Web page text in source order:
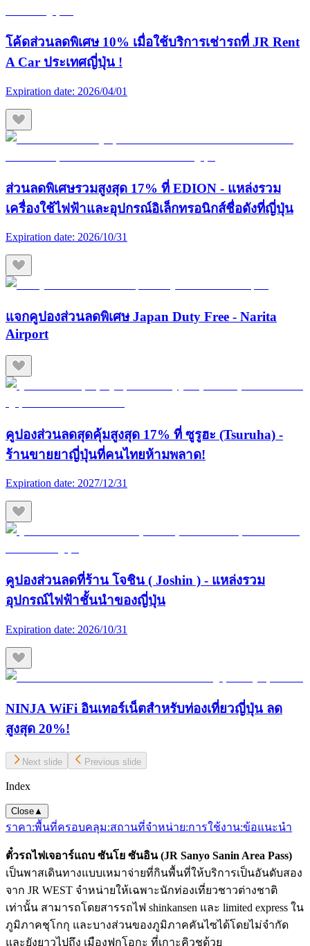
โค้ดส่วนลดพิเศษ 10% เมื่อใช้บริการเช่ารถที่ JR Rent
A Car ประเทศญี่ปุ่น !
Expiration date: 2026/04/01
ส่วนลดพิเศษรวมสูงสุด 17% ที่ EDION - แหล่งรวม
เครื่องใช้ไฟฟ้าและอุปกรณ์อิเล็กทรอนิกส์ชื่อดังที่ญี่ปุ่น
Expiration date: 2026/10/31
แจกคูปองส่วนลดพิเศษ Japan Duty Free - Narita
Airport
คูปองส่วนลดสุดคุ้มสูงสุด 17% ที่ ซูรูฮะ (Tsuruha) -
ร้านขายยาญี่ปุ่นที่คนไทยห้ามพลาด!
Expiration date: 2027/12/31
คูปองส่วนลดที่ร้าน โจชิน ( Joshin ) - แหล่งรวม
อุปกรณ์ไฟฟ้าชั้นนำของญี่ปุ่น
Expiration date: 2026/10/31
NINJA WiFi อินเทอร์เน็ตสำหรับท่องเที่ยวญี่ปุ่น ลด
สูงสุด 20%!
Next slide Previous slide
Index
Close▲
ราคา:พื้นที่ครอบคลุม:สถานที่จำหน่าย:การใช้งาน:ข้อแนะนำ
ตั๋วรถไฟเจอาร์แถบ ซันโย ซันอิน (JR Sanyo Sanin Area Pass)
เป็นพาสเดินทางแบบเหมาจ่ายที่กินพื้นที่ให้บริการเป็นอันดับสอง
จาก JR WEST จำหน่ายให้เฉพาะนักท่องเที่ยวชาวต่างชาติ
เท่านั้น สามารถโดยสารรถไฟ shinkansen และ limited express ใน
ภูมิภาคชุโกกุ และบางส่วนของภูมิภาคคันไซได้โดยไม่จำกัด
และยังยาวไปถึง เมืองฟูกุโอกะ ที่เกาะคิวชูด้วย